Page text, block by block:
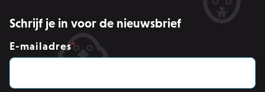
Schrijf je in voor de nieuwsbrief
E-mailadres*
PHP.net
.zowizoo.be